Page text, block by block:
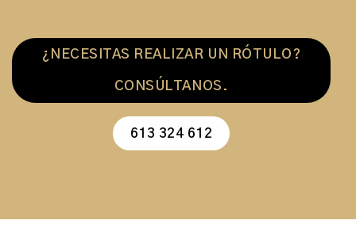
¿NECESITAS REALIZAR UN RÓTULO?
CONSÚLTANOS.
613 324 612